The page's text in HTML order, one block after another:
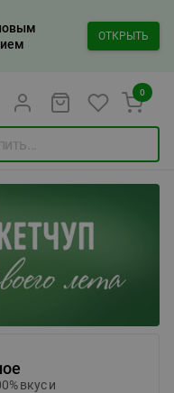
ОТКРЫТЬ
0
вкус и